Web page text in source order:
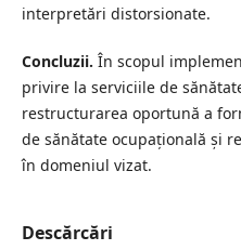
interpretări distorsionate.
Concluzii. În scopul
privire la serviciile de
restructurarea oportună a
de sănătate ocupațională și
în domeniul vizat.
Descărcări